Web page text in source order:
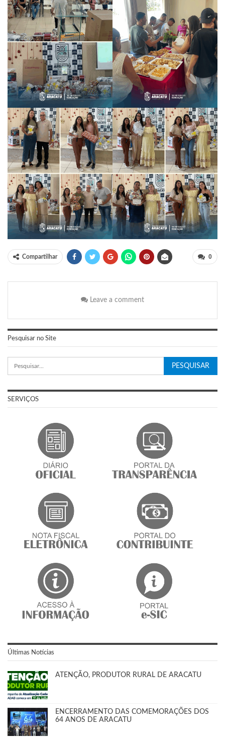
Compartilhar 0
Leave a comment
Pesquisar no Site
SERVIÇOS
Últimas Notícias
ATENÇÃO, PRODUTOR RURAL DE ARACATU
ENCERRAMENTO DAS COMEMORAÇÕES DOS
64 ANOS DE ARACATU